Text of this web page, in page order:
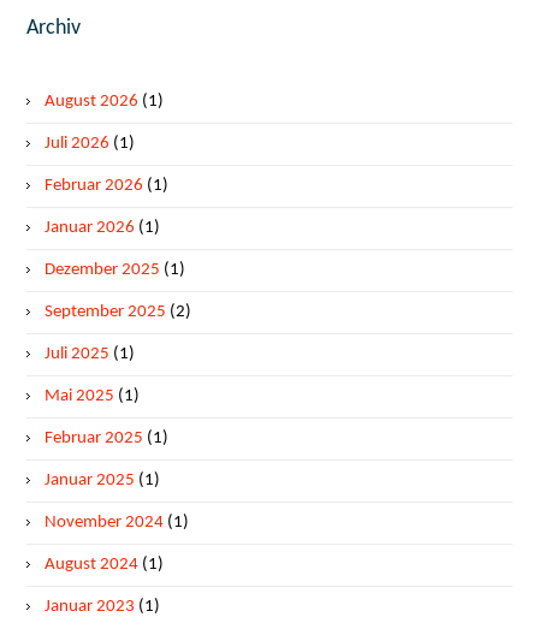
Archiv
August 2026 (1)
Juli 2026 (1)
Februar 2026 (1)
Januar 2026 (1)
Dezember 2025 (1)
September 2025 (2)
Juli 2025 (1)
Mai 2025 (1)
Februar 2025 (1)
Januar 2025 (1)
November 2024 (1)
August 2024 (1)
Januar 2023 (1)